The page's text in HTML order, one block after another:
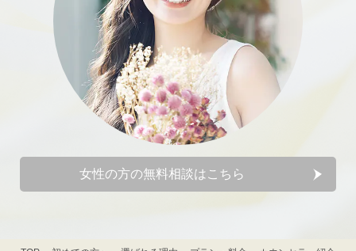
女性の方の無料相談はこちら